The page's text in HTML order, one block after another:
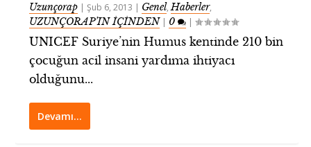
Uzunçorap |Şub 6, 2013 | Genel,Haberler,
UZUNÇORAP’IN İÇİNDEN| 0 |
UNICEF Suriye’nin Humus kentinde 210 bin
çocuğun acil insani yardıma ihtiyacı
olduğunu...
Devamı…